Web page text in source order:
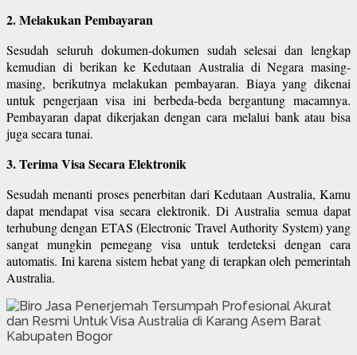
2. Melakukan Pembayaran
Sesudah seluruh dokumen-dokumen sudah selesai dan lengkap
kemudian di berikan ke Kedutaan Australia di Negara masing-
masing, berikutnya melakukan pembayaran. Biaya yang dikenai
untuk pengerjaan visa ini berbeda-beda bergantung macamnya.
Pembayaran dapat dikerjakan dengan cara melalui bank atau bisa
juga secara tunai.
3. Terima Visa Secara Elektronik
Sesudah menanti proses penerbitan dari Kedutaan Australia, Kamu
dapat mendapat visa secara elektronik. Di Australia semua dapat
terhubung dengan ETAS (Electronic Travel Authority System) yang
sangat mungkin pemegang visa untuk terdeteksi dengan cara
automatis. Ini karena sistem hebat yang di terapkan oleh pemerintah
Australia.